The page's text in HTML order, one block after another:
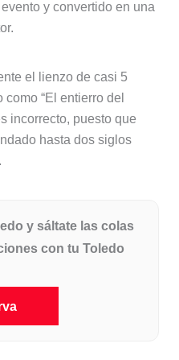
y convertido en una
el lienzo de casi 5
“El entierro del
incorrecto, puesto que
hasta dos siglos
y sáltate las colas
con tu Toledo